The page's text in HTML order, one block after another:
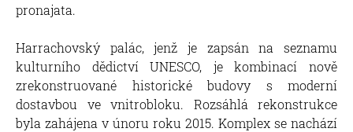
pronajata.
Harrachovský palác, jenž je zapsán na seznamu
kulturního dědictví UNESCO, je kombinací nově
zrekonstruované historické budovy s moderní
dostavbou ve vnitrobloku. Rozsáhlá rekonstrukce
byla zahájena v únoru roku 2015. Komplex se nachází